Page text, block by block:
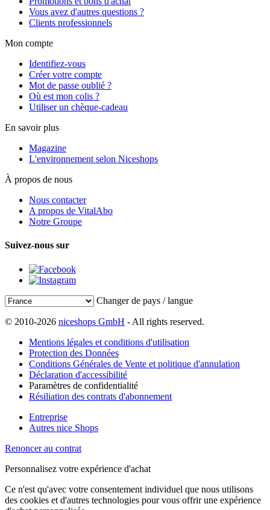
Vous avez d'autres questions ?
Clients professionnels
Mon compte
Identifiez-vous
Créer votre compte
Mot de passe oublié ?
Où est mon colis ?
Utiliser un chèque-cadeau
En savoir plus
Magazine
L'environnement selon Niceshops
À propos de nous
Nous contacter
A propos de VitalAbo
Notre Groupe
Suivez-nous sur
Changer de pays / langue
© 2010-2026 niceshops GmbH - All rights reserved.
Mentions légales et conditions d'utilisation
Protection des Données
Conditions Générales de Vente et politique d'annulation
Déclaration d'accessibilité
Paramètres de confidentialité
Résiliation des contrats d'abonnement
Entreprise
Autres nice Shops
Renoncer au contrat
Personnalisez votre expérience d'achat
Ce n'est qu'avec votre consentement individuel que nous utilisons
des cookies et d'autres technologies pour vous offrir une expérience